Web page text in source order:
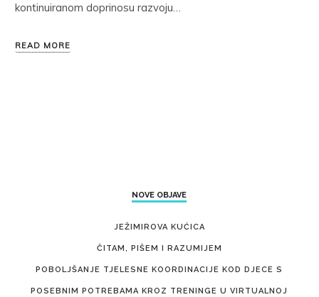
kontinuiranom doprinosu razvoju…
READ MORE
NOVE OBJAVE
JEŽIMIROVA KUĆICA
ČITAM, PIŠEM I RAZUMIJEM
POBOLJŠANJE TJELESNE KOORDINACIJE KOD DJECE S
POSEBNIM POTREBAMA KROZ TRENINGE U VIRTUALNOJ